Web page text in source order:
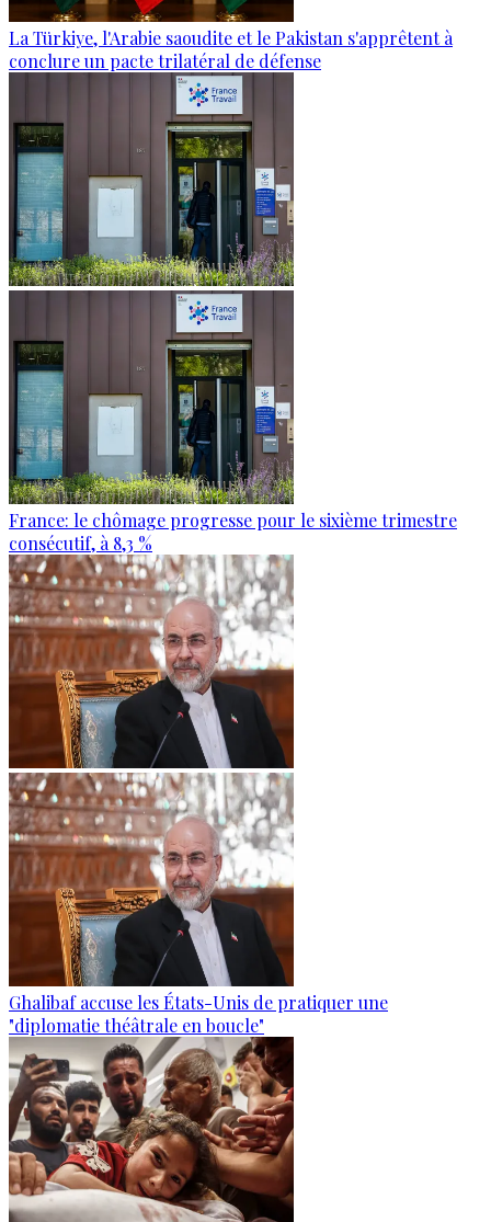
La Türkiye, l'Arabie saoudite et le Pakistan s'apprêtent à
conclure un pacte trilatéral de défense
France: le chômage progresse pour le sixième trimestre
consécutif, à 8,3 %
Ghalibaf accuse les États-Unis de pratiquer une
"diplomatie théâtrale en boucle"